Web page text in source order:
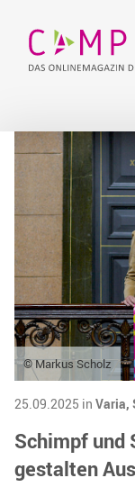
© Markus Scholz
25.09.2025 in Varia,
Schimpf und
gestalten